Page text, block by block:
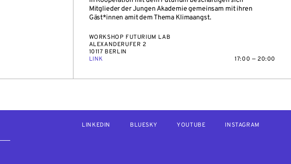
Mitglieder der Jungen Akademie gemeinsam mit ihren
Gäst*innen amit dem Thema Klimaangst.
WORKSHOP FUTURIUM LAB
ALEXANDERUFER 2
10117 BERLIN
LINK
17:00 — 20:00
LINKEDIN BLUESKY YOUTUBE INSTAGRAM